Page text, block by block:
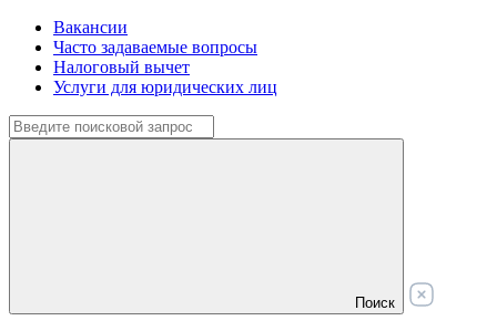
Вакансии
Часто задаваемые вопросы
Налоговый вычет
Услуги для юридических лиц
Поиск